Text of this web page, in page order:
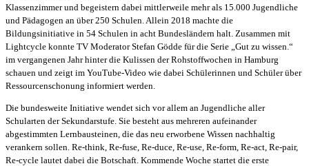
Klassenzimmer und begeistern dabei mittlerweile mehr als 15.000 Jugendliche
und Pädagogen an über 250 Schulen. Allein 2018 machte die
Bildungsinitiative in 54 Schulen in acht Bundesländern halt. Zusammen mit
Lightcycle konnte TV Moderator Stefan Gödde für die Serie „Gut zu wissen.“
im vergangenen Jahr hinter die Kulissen der Rohstoffwochen in Hamburg
schauen und zeigt im YouTube-Video wie dabei Schülerinnen und Schüler über
Ressourcenschonung informiert werden.
Die bundesweite Initiative wendet sich vor allem an Jugendliche aller
Schularten der Sekundarstufe. Sie besteht aus mehreren aufeinander
abgestimmten Lernbausteinen, die das neu erworbene Wissen nachhaltig
verankern sollen. Re-think, Re-fuse, Re-duce, Re-use, Re-form, Re-act, Re-pair,
Re-cycle lautet dabei die Botschaft. Kommende Woche startet die erste